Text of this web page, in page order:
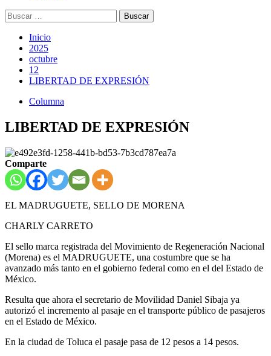
Buscar:
Inicio
2025
octubre
12
LIBERTAD DE EXPRESIÓN
Columna
LIBERTAD DE EXPRESIÓN
Comparte
EL MADRUGUETE, SELLO DE MORENA
CHARLY CARRETO
El sello marca registrada del Movimiento de Regeneración Nacional
(Morena) es el MADRUGUETE, una costumbre que se ha
avanzado más tanto en el gobierno federal como en el del Estado de
México.
Resulta que ahora el secretario de Movilidad Daniel Sibaja ya
autorizó el incremento al pasaje en el transporte público de pasajeros
en el Estado de México.
En la ciudad de Toluca el pasaje pasa de 12 pesos a 14 pesos.